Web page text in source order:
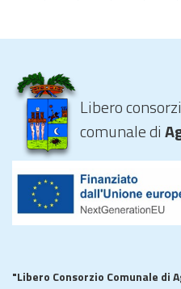
Libero
comunale di
"Libero Consorzio Comunale di